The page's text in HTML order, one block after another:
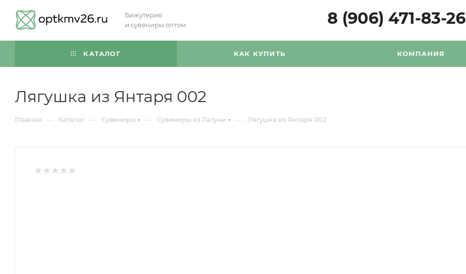
Бижутерия
и сувениры оптом
8 (906) 471-83-26
КАТАЛОГ КАК КУПИТЬ КОМПАНИЯ
Лягушка из Янтаря 002
Главная — Каталог — Сувениры — Сувениры из Латуни — Лягушка из Янтаря 002